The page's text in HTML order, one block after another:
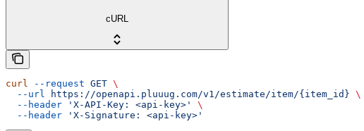
cURL
curl --request GET \
  --url
https://openapi.pluuug.com/v1/estimate/item/{item_id} \
  --header
'X-API-Key: <api-key>'
\
  --header
'X-Signature: <api-key>'